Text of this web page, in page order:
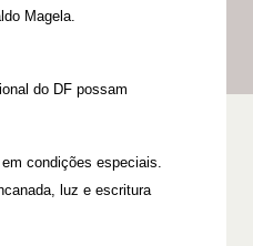
Magela.
do DF possam
condições especiais.
luz e escritura